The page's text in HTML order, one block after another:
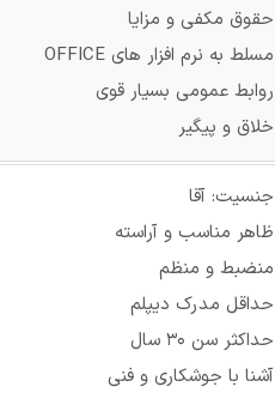
حقوق مکفی و مزایا
مسلط به نرم افزار های OFFICE
روابط عمومی بسیار قوی
خلاق و پیگیر
جنسیت: آقا
ظاهر مناسب و آراسته
منضبط و منظم
حداقل مدرک دیپلم
حداکثر سن 30 سال
آشنا با جوشکاری و فنی